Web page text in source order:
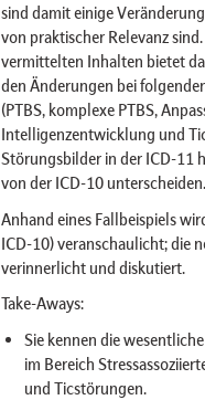
sind damit einige
von praktischer Relevanz
vermittelten Inhalten bietet
den Änderungen bei
(PTBS, komplexe PTBS,
Intelligenzentwicklung und
Störungsbilder in der ICD-11
von der ICD-10 unterscheiden.
Anhand eines Fallbeispiels
ICD-10) veranschaulicht; die
verinnerlicht und diskutiert.
Take-Aways:
Sie kennen die
im Bereich
und Ticstörungen.